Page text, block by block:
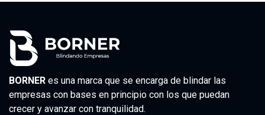
BORNER es una marca que se encarga de blindar las
empresas con bases en principio con los que puedan
crecer y avanzar con tranquilidad.